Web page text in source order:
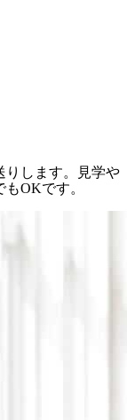
りします。見学や
OKです。